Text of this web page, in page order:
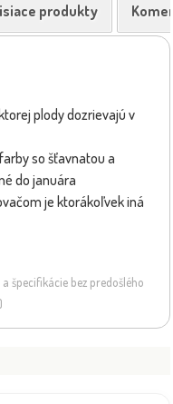
produkty
plody dozrievajú v
so šťavnatou a
do januára
je ktorákoľvek iná
špecifikácie bez predošlého